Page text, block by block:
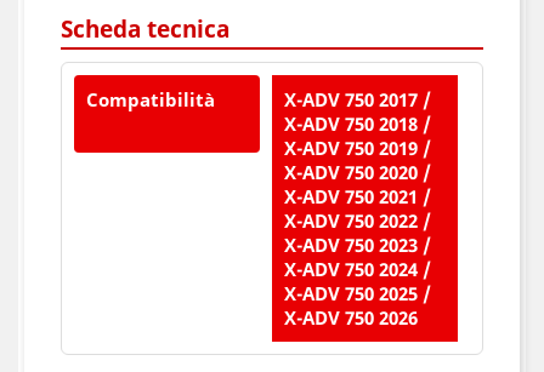
Scheda tecnica
Compatibilità
X-ADV 750 2017 /
X-ADV 750 2018 /
X-ADV 750 2019 /
X-ADV 750 2020 /
X-ADV 750 2021 /
X-ADV 750 2022 /
X-ADV 750 2023 /
X-ADV 750 2024 /
X-ADV 750 2025 /
X-ADV 750 2026